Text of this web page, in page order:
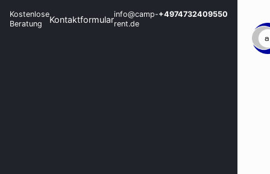
Kostenlose
Beratung
Kontaktformularinfo@camp-
rent.de
+4974732409550